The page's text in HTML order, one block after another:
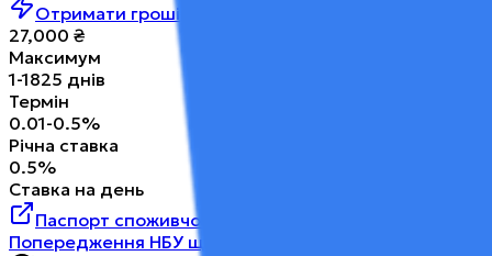
Отримати гроші
27,000 ₴
Максимум
1-1825 днів
Термін
0.01-0.5%
Річна ставка
0.5%
Ставка на день
Паспорт споживчого кредиту (НБУ)
Попередження НБУ щодо ризиків